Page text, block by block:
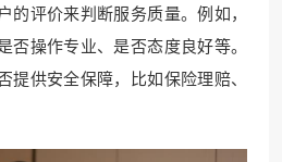
的评价来判断服务质量。例如，
否操作专业、是否态度良好等。
提供安全保障，比如保险理赔、